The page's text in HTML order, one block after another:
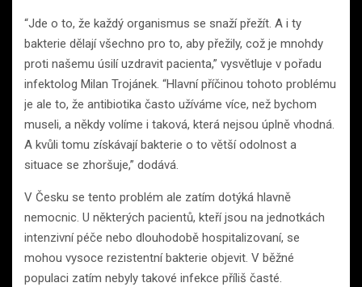
“Jde o to, že každý organismus se snaží přežít. A i ty
bakterie dělají všechno pro to, aby přežily, což je mnohdy
proti našemu úsilí uzdravit pacienta,” vysvětluje v pořadu
infektolog Milan Trojánek. “Hlavní příčinou tohoto problému
je ale to, že antibiotika často užíváme více, než bychom
museli, a někdy volíme i taková, která nejsou úplně vhodná.
A kvůli tomu získávají bakterie o to větší odolnost a
situace se zhoršuje,” dodává.
V Česku se tento problém ale zatím dotýká hlavně
nemocnic. U některých pacientů, kteří jsou na jednotkách
intenzivní péče nebo dlouhodobě hospitalizovaní, se
mohou vysoce rezistentní bakterie objevit. V běžné
populaci zatím nebyly takové infekce příliš časté.